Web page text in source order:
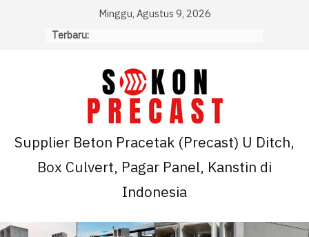
Minggu, Agustus 9, 2026
Terbaru:
Supplier Beton Pracetak (Precast) U Ditch,
Box Culvert, Pagar Panel, Kanstin di
Indonesia